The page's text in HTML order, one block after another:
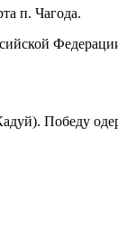
п. Чагода.
Победу